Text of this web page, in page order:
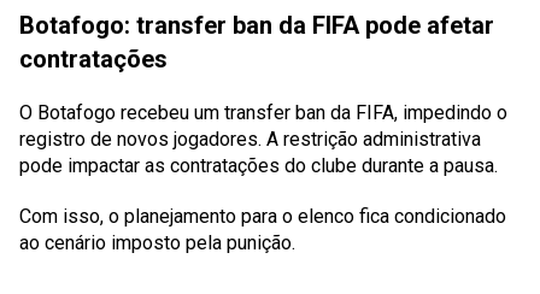
Botafogo: transfer ban da FIFA pode afetar
contratações
O Botafogo recebeu um transfer ban da FIFA, impedindo o
registro de novos jogadores. A restrição administrativa
pode impactar as contratações do clube durante a pausa.
Com isso, o planejamento para o elenco fica condicionado
ao cenário imposto pela punição.